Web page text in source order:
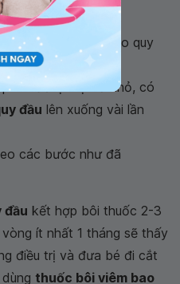
và ngoài của bao quy
chỉ để lộ một lỗ nhỏ, có
đầu lên xuống vài lần
các bước như đã
đầu kết hợp bôi thuốc 2-3
ít nhất 1 tháng sẽ thấy
điều trị và đưa bé đi cắt
thuốc bôi viêm bao